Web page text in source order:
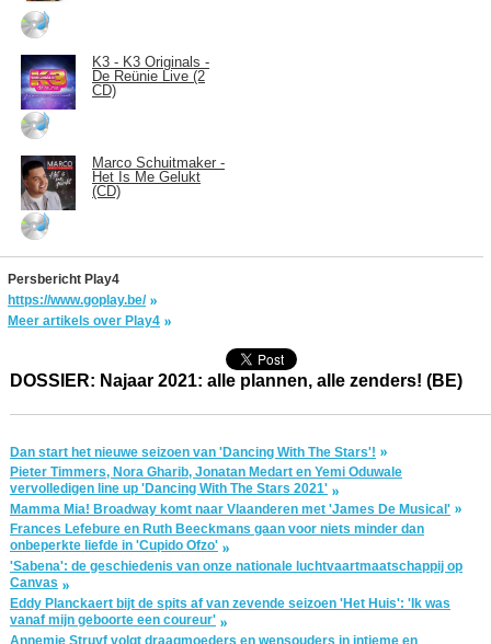
K3 - K3 Originals -
De Reünie Live (2
CD)
Marco Schuitmaker -
Het Is Me Gelukt
(CD)
Persbericht Play4
https://www.goplay.be/
Meer artikels over Play4
DOSSIER: Najaar 2021: alle plannen, alle zenders! (BE)
Dan start het nieuwe seizoen van 'Dancing With The Stars'!
Pieter Timmers, Nora Gharib, Jonatan Medart en Yemi Oduwale
vervolledigen line up 'Dancing With The Stars 2021'
Mamma Mia! Broadway komt naar Vlaanderen met 'James De Musical'
Frances Lefebure en Ruth Beeckmans gaan voor niets minder dan
onbeperkte liefde in 'Cupido Ofzo'
'Sabena': de geschiedenis van onze nationale luchtvaartmaatschappij op
Canvas
Eddy Planckaert bijt de spits af van zevende seizoen 'Het Huis': 'Ik was
vanaf mijn geboorte een coureur'
Annemie Struyf volgt draagmoeders en wensouders in intieme en